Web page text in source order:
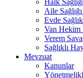
Aile
Evde
Van Hekim
Verem
Sağlıklı
Mevzuat
Kanunlar